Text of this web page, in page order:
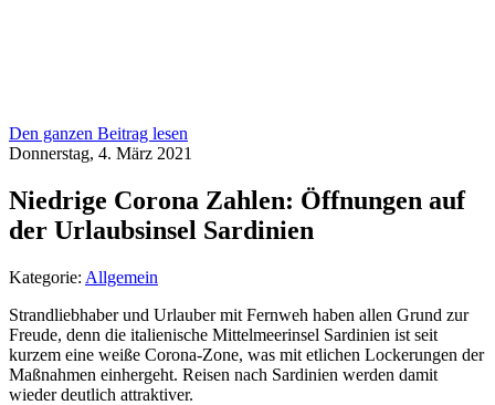
Den ganzen Beitrag lesen
Donnerstag, 4. März 2021
Niedrige Corona Zahlen: Öffnungen auf
der Urlaubsinsel Sardinien
Kategorie: Allgemein
Strandliebhaber und Urlauber mit Fernweh haben allen Grund zur
Freude, denn die italienische Mittelmeerinsel Sardinien ist seit
kurzem eine weiße Corona-Zone, was mit etlichen Lockerungen der
Maßnahmen einhergeht. Reisen nach Sardinien werden damit
wieder deutlich attraktiver.